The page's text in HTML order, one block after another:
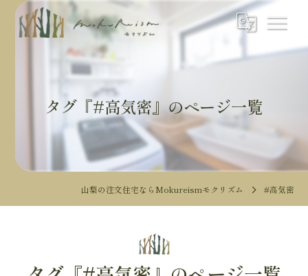
タグ『#高気密』のページ一覧
山梨の注文住宅ならMokureismモクリズム #高気密